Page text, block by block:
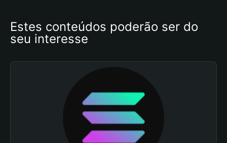
Estes conteúdos poderão ser do
seu interesse